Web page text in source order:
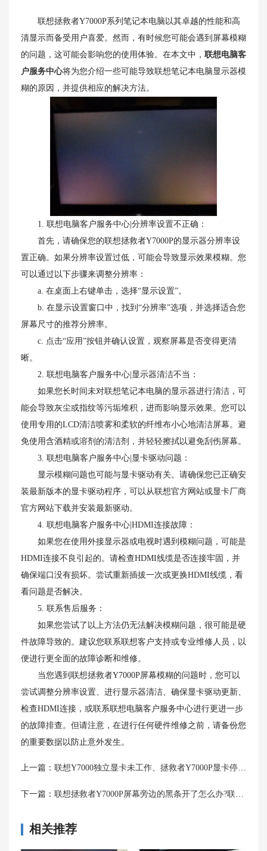
联想拯救者Y7000P系列笔记本电脑以其卓越的性能和高
清显示而备受用户喜爱。然而，有时候您可能会遇到屏幕模糊
的问题，这可能会影响您的使用体验。在本文中， 联想电脑客
户服务中心将为您介绍一些可能导致联想笔记本电脑显示器模
糊的原因，并提供相应的解决方法。
1. 联想电脑客户服务中心|分辨率设置不正确：
首先，请确保您的联想拯救者Y7000P的显示器分辨率设
置正确。如果分辨率设置过低，可能会导致显示效果模糊。您
可以通过以下步骤来调整分辨率：
a. 在桌面上右键单击，选择“显示设置”。
b. 在显示设置窗口中，找到“分辨率”选项，并选择适合您
屏幕尺寸的推荐分辨率。
c. 点击“应用”按钮并确认设置，观察屏幕是否变得更清
晰。
2. 联想电脑客户服务中心|显示器清洁不当：
如果您长时间未对联想笔记本电脑的显示器进行清洁，可
能会导致灰尘或指纹等污垢堆积，进而影响显示效果。您可以
使用专用的LCD清洁喷雾和柔软的纤维布小心地清洁屏幕。避
免使用含酒精或溶剂的清洁剂，并轻轻擦拭以避免刮伤屏幕。
3. 联想电脑客户服务中心|显卡驱动问题：
显示模糊问题也可能与显卡驱动有关。请确保您已正确安
装最新版本的显卡驱动程序，可以从联想官方网站或显卡厂商
官方网站下载并安装最新驱动。
4. 联想电脑客户服务中心|HDMI连接故障：
如果您在使用外接显示器或电视时遇到模糊问题，可能是
HDMI连接不良引起的。请检查HDMI线缆是否连接牢固，并
确保端口没有损坏。尝试重新插拔一次或更换HDMI线缆，看
看问题是否解决。
5. 联系售后服务：
如果您尝试了以上方法仍无法解决模糊问题，很可能是硬
件故障导致的。建议您联系联想客户支持或专业维修人员，以
便进行更全面的故障诊断和维修。
当您遇到联想拯救者Y7000P屏幕模糊的问题时，您可以
尝试调整分辨率设置、进行显示器清洁、确保显卡驱动更新、
检查HDMI连接，或联系联想电脑客户服务中心进行更进一步
的故障排查。但请注意，在进行任何硬件维修之前，请备份您
的重要数据以防止意外发生。
上一篇： 联想Y7000独立显卡未工作、拯救者Y7000P显卡停转及Y7000开启独立显卡的解决方法
下一篇： 联想拯救者Y7000P屏幕旁边的黑条开了怎么办?联想笔记本电脑出现黑色线条解决方案
相关推荐